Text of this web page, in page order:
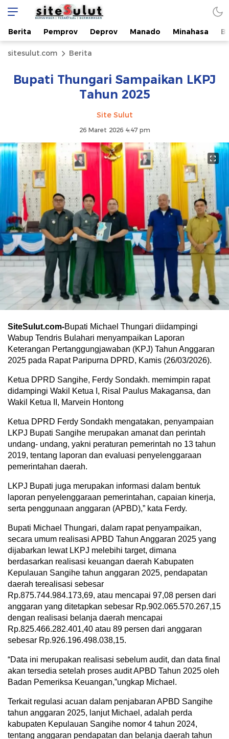
Berita Pemprov Deprov Manado Minahasa
sitesulut.com Berita
Bupati Thungari Sampaikan LKPJ
Tahun 2025
Site Sulut
26 Maret 2026 4:47 pm
SiteSulut.com-Bupati Michael Thungari diidampingi
Wabup Tendris Bulahari menyampaikan Laporan
Keterangan Pertanggungjawaban (KPJ) Tahun Anggaran
2025 pada Rapat Paripurna DPRD, Kamis (26/03/2026).
Ketua DPRD Sangihe, Ferdy Sondakh. memimpin rapat
didampingi Wakil Ketua I, Risal Paulus Makagansa, dan
Wakil Ketua II, Marvein Hontong
Ketua DPRD Ferdy Sondakh mengatakan, penyampaian
LKPJ Bupati Sangihe merupakan amanat dan perintah
undang- undang, yakni peraturan pemerintah no 13 tahun
2019, tentang laporan dan evaluasi penyelenggaraan
pemerintahan daerah.
LKPJ Bupati juga merupakan informasi dalam bentuk
laporan penyelenggaraan pemerintahan, capaian kinerja,
serta penggunaan anggaran (APBD),” kata Ferdy.
Bupati Michael Thungari, dalam rapat penyampaikan,
secara umum realisasi APBD Tahun Anggaran 2025 yang
dijabarkan lewat LKPJ melebihi target, dimana
berdasarkan realisasi keuangan daerah Kabupaten
Kepulauan Sangihe tahun anggaran 2025, pendapatan
daerah terealisasi sebesar
Rp.875.744.984.173,69, atau mencapai 97,08 persen dari
anggaran yang ditetapkan sebesar Rp.902.065.570.267,15
dengan realisasi belanja daerah mencapai
Rp.825.466.282.401,40 atau 89 persen dari anggaran
sebesar Rp.926.196.498.038,15.
“Data ini merupakan realisasi sebelum audit, dan data final
akan tersedia setelah proses audit APBD Tahun 2025 oleh
Badan Pemeriksa Keuangan,”ungkap Michael.
Terkait regulasi acuan dalam penjabaran APBD Sangihe
tahun anggaran 2025, lanjut Michael, adalah perda
kabupaten Kepulauan Sangihe nomor 4 tahun 2024,
tentang anggaran pendapatan dan belanja daerah tahun